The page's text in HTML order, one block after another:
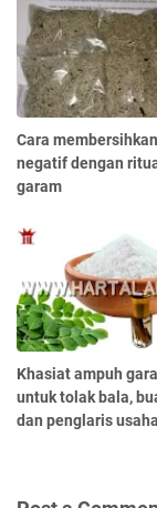
Cara
negatif dengan
garam
Khasiat ampuh
untuk tolak bala,
dan penglaris usaha